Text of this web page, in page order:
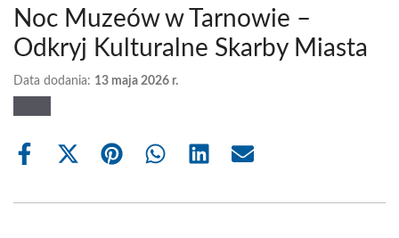
Noc Muzeów w Tarnowie –
Odkryj Kulturalne Skarby Miasta
Data dodania: 13 maja 2026 r.
Share
Share
(Twitter)
Share Share Share Share